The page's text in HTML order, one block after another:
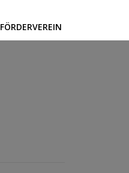
FÖRDERVEREIN